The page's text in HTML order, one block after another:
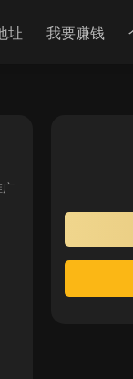
址 我要赚钱
广